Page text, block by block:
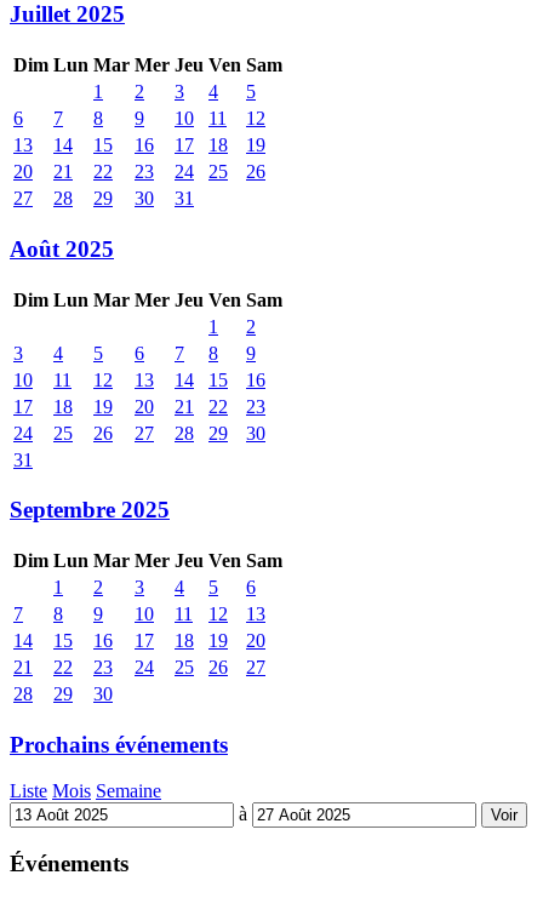
Juillet 2025
Dim Lun Mar Mer Jeu Ven Sam
1
2 3 4
5
6
7 8 9 10 11
12
13
14 15 16 17 18
19
20
21 22 23 24 25
26
27
28 29 30 31
Août 2025
Dim Lun Mar Mer Jeu Ven Sam
1
2
3
4 5 6 7 8
9
10
11 12 13 14 15
16
17
18 19 20 21 22
23
24
25 26 27 28 29
30
31
Septembre 2025
Dim Lun Mar Mer Jeu Ven Sam
1
2 3 4 5
6
7
8 9 10 11 12
13
14
15 16 17 18 19
20
21
22 23 24 25 26
27
28
29 30
Prochains événements
Liste Mois Semaine
à
Événements